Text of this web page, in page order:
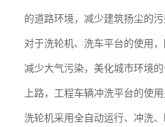
的道路环境，减少建筑扬尘的
对于洗轮机、洗车平台的使用
减少大气污染，美化城市环境
上路，工程车辆冲洗平台的使用
洗轮机采用全自动运行、冲洗